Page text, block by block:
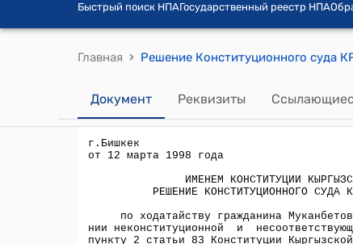
Быстрый поиск НПАГосударственный реестр НПА
Главная ›
Документ Реквизиты